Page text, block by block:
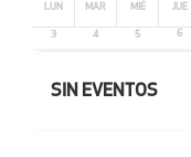
LUN
3
MAR
4
MIÉ
5
JUE
6
SIN EVENTOS